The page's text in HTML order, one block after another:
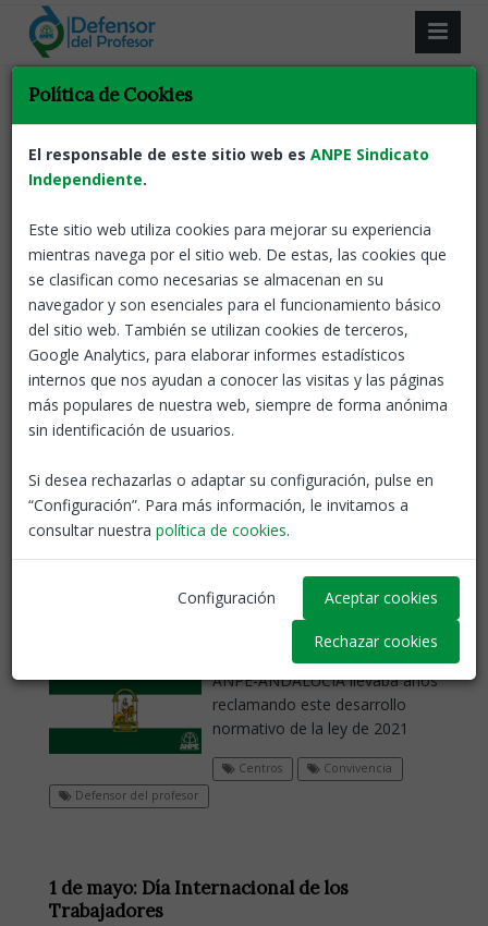
Resultado de la búsqueda.
Volver
de centros públicos
ANPE-El defensor del profesor 07 May, 2026
El Defensor del
Profesor de
ANPE-Madrid quiere recordar que el personal docente
no universitario y el Cuerpo de Inspectores de
Educación adscritos a centros públicos de la
Comunidad de Madrid, en situación de servicio activo,
dispone de una póliza colectiva de defensa jurídica
suscrita con la entidad ONLYGAL Seguros y
ANPE Informa Novedades Defensor del profesor
El Consejo de Gobierno aprueba el decreto
que desarrolla la Ley de Reconocimiento
de la Autoridad del Profesorado
ANPE-El defensor del profesor 17 Dic, 2025
ANPE-ANDALUCÍA llevaba años
reclamando este desarrollo
normativo de la ley de 2021
Centros
Convivencia
Defensor del profesor
1 de mayo: Día Internacional de los
Trabajadores
Política de Cookies
El responsable de este sitio web es ANPE Sindicato
Independiente.
Este sitio web utiliza cookies para mejorar su experiencia
mientras navega por el sitio web. De estas, las cookies que
se clasifican como necesarias se almacenan en su
navegador y son esenciales para el funcionamiento básico
del sitio web. También se utilizan cookies de terceros,
Google Analytics, para elaborar informes estadísticos
internos que nos ayudan a conocer las visitas y las páginas
más populares de nuestra web, siempre de forma anónima
sin identificación de usuarios.
Si desea rechazarlas o adaptar su configuración, pulse en
“Configuración”. Para más información, le invitamos a
consultar nuestra política de cookies.
Configuración Aceptar cookies
Rechazar cookies